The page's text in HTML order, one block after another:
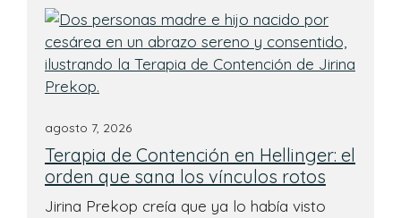
agosto 7, 2026
Terapia de Contención en Hellinger: el
orden que sana los vínculos rotos
Jirina Prekop creía que ya lo había visto